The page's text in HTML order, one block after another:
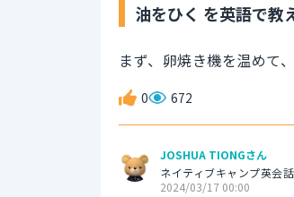
油をひく を英語で教
まず、卵焼き機を温めて
0 672
JOSHUA TIONGさん
ネイティブキャンプ英会
2024/03/17 00:00